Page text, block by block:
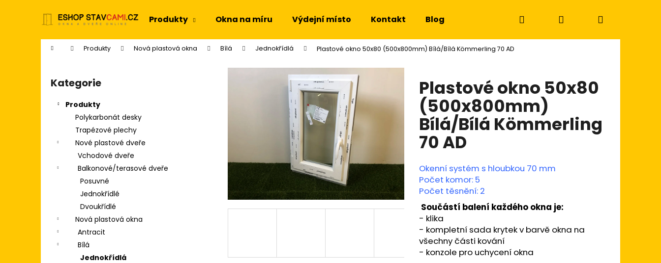
Produkty Okna na míru Výdejní místo Kontakt Blog Hledat PřihlášeníNákupní
Domů Produkty Nová plastová okna Bílá Jednokřídlá Plastové okno 50x80 (500x800mm) Bílá/Bílá Kömmerling 70 AD
Přeskočit
kategorie
Kategorie
Produkty
Polykarbonát desky
Trapézové plechy
Nové plastové dveře
Vchodové dveře
Balkonové/terasové dveře
Posuvné
Jednokřídlé
Dvoukřídlé
Nová plastová okna
Antracit
Bílá
Jednokřídlá
Plastové okno 50x80
(500x800mm)
Bílá/Bílá Kömmerling
70 AD
Okenní systém s hloubkou 70 mm
Počet komor: 5
Počet těsnění: 2
Součástí balení každého okna je:
- klika
- kompletní sada krytek v barvě okna na
všechny části kování
- konzole pro uchycení okna
Zpět
Zpět
Co potřebujete najít?
Doporučujeme
POSUVNÉ DVEŘE 200X200
(2000X2000) KLIKA/KLIKA, ZÁMEK,
3SKLO BÍLÁ/BÍLÁ
PLASTOVÉ OKNO 100X100
(1000X1000MM) BÍLÁ/BÍLÁ TROJSKLO
KÖMMERLING 76 AD